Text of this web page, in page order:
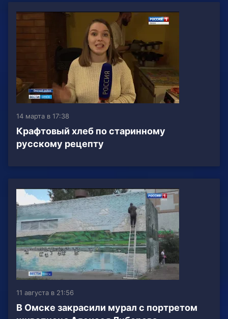
14 марта в 17:38
Крафтовый хлеб по старинному
русскому рецепту
11 августа в 21:56
В Омске закрасили мурал с портретом